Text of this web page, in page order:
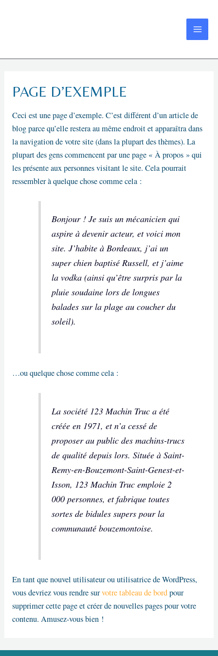
PAGE D’EXEMPLE
Ceci est une page d’exemple. C’est différent d’un article de
blog parce qu’elle restera au même endroit et apparaîtra dans
la navigation de votre site (dans la plupart des thèmes). La
plupart des gens commencent par une page « À propos » qui
les présente aux personnes visitant le site. Cela pourrait
ressembler à quelque chose comme cela :
Bonjour ! Je suis un mécanicien qui
aspire à devenir acteur, et voici mon
site. J’habite à Bordeaux, j’ai un
super chien baptisé Russell, et j’aime
la vodka (ainsi qu’être surpris par la
pluie soudaine lors de longues
balades sur la plage au coucher du
soleil).
…ou quelque chose comme cela :
La société 123 Machin Truc a été
créée en 1971, et n’a cessé de
proposer au public des machins-trucs
de qualité depuis lors. Située à Saint-
Remy-en-Bouzemont-Saint-Genest-et-
Isson, 123 Machin Truc emploie 2
000 personnes, et fabrique toutes
sortes de bidules supers pour la
communauté bouzemontoise.
En tant que nouvel utilisateur ou utilisatrice de WordPress,
vous devriez vous rendre survotre tableau de bordpour
supprimer cette page et créer de nouvelles pages pour votre
contenu. Amusez-vous bien !